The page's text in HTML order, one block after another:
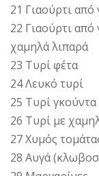
21 Γιαούρτι από
22 Γιαούρτι από
χαμηλά λιπαρά
23 Τυρί φέτα
24 Λευκό τυρί
25 Τυρί γκούντα
26 Τυρί με
27 Χυμός
28 Αυγά